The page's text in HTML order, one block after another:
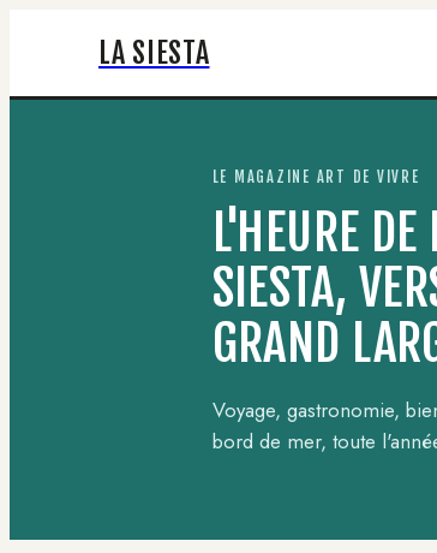
LA SIESTA
LE MAGAZINE ART DE VIVRE
L'HEURE DE
SIESTA,
GRAND
Voyage, gastronomie,
bord de mer, toute